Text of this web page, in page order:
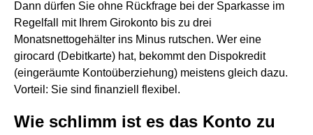
Dann dürfen Sie ohne Rückfrage bei der Sparkasse im
Regelfall mit Ihrem Girokonto bis zu drei
Monatsnettogehälter ins Minus rutschen. Wer eine
girocard (Debitkarte) hat, bekommt den Dispokredit
(eingeräumte Kontoüberziehung) meistens gleich dazu.
Vorteil: Sie sind finanziell flexibel.
Wie schlimm ist es das Konto zu